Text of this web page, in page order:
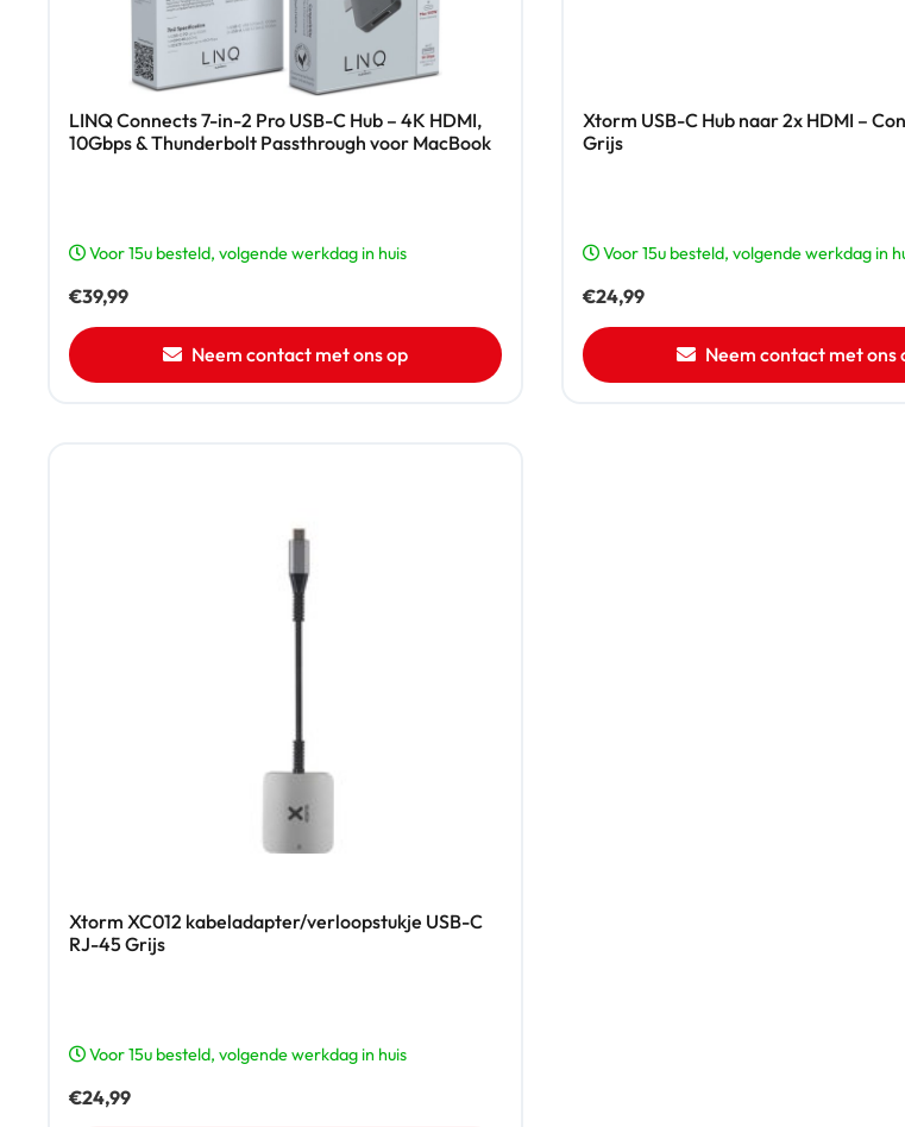
LINQ Connects 7-in-2 Pro USB-C Hub – 4K HDMI,
10Gbps & Thunderbolt Passthrough voor MacBook
Voor 15u besteld, volgende werkdag in huis
€39,99
Neem contact met ons op
Xtorm USB-C Hub naar 2x HDMI –
Grijs
Voor 15u besteld, volgende werkdag in
€24,99
Neem contact met ons
Xtorm XC012 kabeladapter/verloopstukje USB-C
RJ-45 Grijs
Voor 15u besteld, volgende werkdag in huis
€24,99